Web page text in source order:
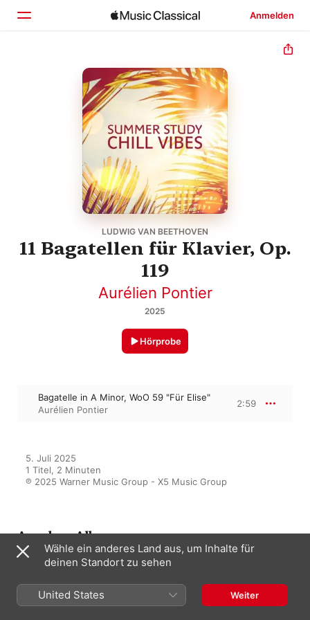
Anmelden
Startseite
Entdecken
Suchen
LUDWIG VAN BEETHOVEN
11 Bagatellen für Klavier, Op.
119
Aurélien Pontier
2025
Hörprobe
Bagatelle in A Minor, WoO 59 "Für Elise"
Aurélien Pontier
2:59
5. Juli 2025
1 Titel, 2 Minuten
℗ 2025 Warner Music Group - X5 Music Group
Aus dem Album
Summer Study & Chill Vibes
Verschiedene Interpret:innen
Wähle ein anderes Land aus, um Inhalte für
deinen Standort zu sehen
United States Weiter